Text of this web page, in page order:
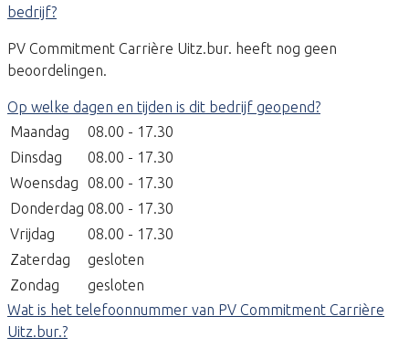
bedrijf?
PV Commitment Carrière Uitz.bur. heeft nog geen
beoordelingen.
Op welke dagen en tijden is dit bedrijf geopend?
Maandag
08.00 - 17.30
Dinsdag
08.00 - 17.30
Woensdag
08.00 - 17.30
Donderdag 08.00 - 17.30
Vrijdag
08.00 - 17.30
Zaterdag
gesloten
Zondag
gesloten
Wat is het telefoonnummer van PV Commitment Carrière
Uitz.bur.?